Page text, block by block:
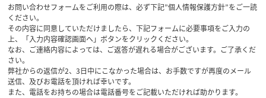
お問い合わせフォームをご利用の際は、必ず下記”個人情報保護方針”をご一読
ください。
その内容に同意していただけましたら、下記フォームに必要事項をご入力の
上、「入力内容確認画面へ」ボタンをクリックください。
なお、ご連絡内容によっては、ご返答が遅れる場合がございます。ご了承くだ
さい。
弊社からの返信が2、3日中にこなかった場合は、お手数ですが再度のメール
送信、及びお電話を頂ければ幸いです。
また、電話をお持ちの場合は電話番号をご記載いただければ助かります。